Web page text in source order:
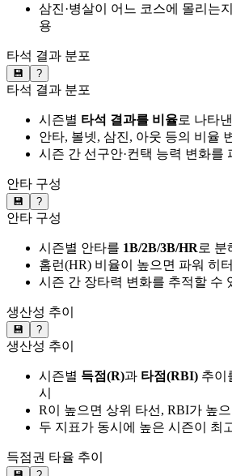
삼진·병살이 어느 코스에 몰리는
용
타석 결과 분포
💾 ?
타석 결과 분포
시즌별 타석 결과를 비율로 나타
안타, 볼넷, 삼진, 아웃 등의 비율
시즌 간 선구안·컨택 능력 변화를
안타 구성
💾 ?
안타 구성
시즌별 안타를 1B/2B/3B/HR로 분
홈런(HR) 비율이 높으면 파워 히터
시즌 간 장타력 변화를 추적할 수
생산성 추이
💾 ?
생산성 추이
시즌별 득점(R)과 타점(RBI) 추이
시
R이 높으면 상위 타선, RBI가 높
두 지표가 동시에 높은 시즌이 최
득점권 타율 추이